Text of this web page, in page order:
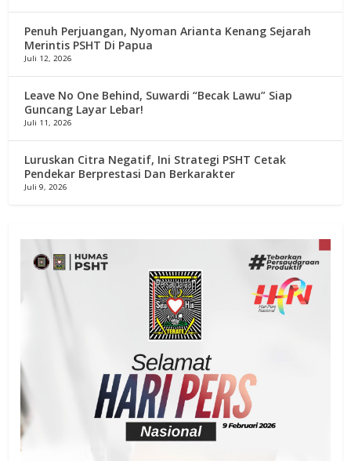
Penuh Perjuangan, Nyoman Arianta Kenang Sejarah
Merintis PSHT Di Papua
Juli 12, 2026
Leave No One Behind, Suwardi “Becak Lawu” Siap
Guncang Layar Lebar!
Juli 11, 2026
Luruskan Citra Negatif, Ini Strategi PSHT Cetak
Pendekar Berprestasi Dan Berkarakter
Juli 9, 2026